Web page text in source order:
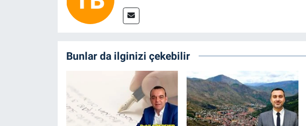
Bunlar da ilginizi çekebilir